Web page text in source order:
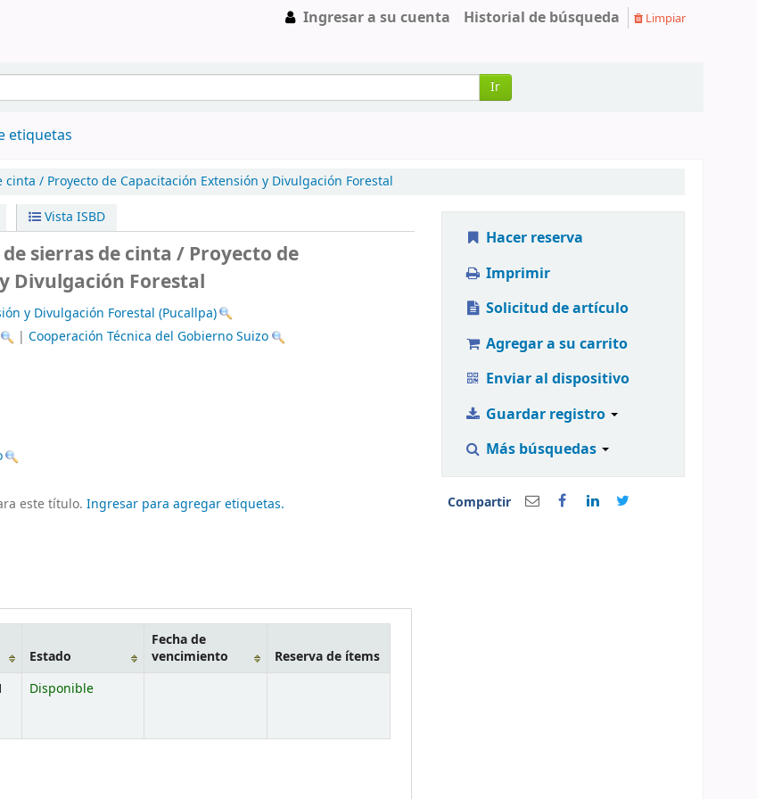
Ingresar a su cuenta Historial de búsqueda Limpiar
Ir
etiquetas
cinta / Proyecto de Capacitación Extensión y Divulgación Forestal
Vista ISBD
sierras de cinta / Proyecto de
Divulgación Forestal
y Divulgación Forestal (Pucallpa)
|Cooperación Técnica del Gobierno Suizo
este título. Ingresar para agregar etiquetas.
Estado
Fecha de
vencimiento
Reserva de ítems
Disponible
Hacer reserva
Imprimir
Solicitud de artículo
Agregar a su carrito
Enviar al dispositivo
Guardar registro
Más búsquedas
Compartir